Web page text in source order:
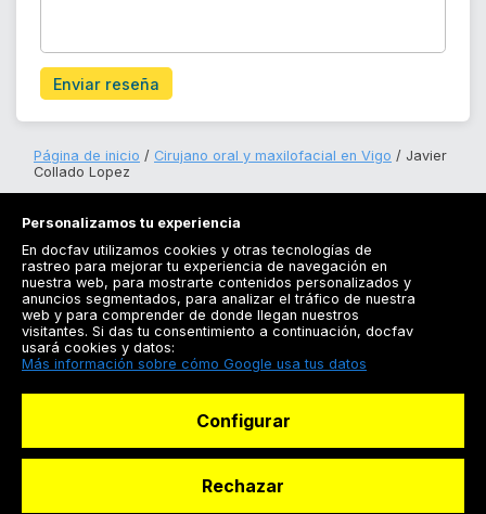
Enviar reseña
Página de inicio Cirujano oral y maxilofacial en Vigo
Javier
Collado Lopez
Registrarse
Docfav
Personalizamos tu experiencia
En docfav utilizamos cookies y otras tecnologías de
rastreo para mejorar tu experiencia de navegación en
nuestra web, para mostrarte contenidos personalizados y
anuncios segmentados, para analizar el tráfico de nuestra
web y para comprender de donde llegan nuestros
visitantes. Si das tu consentimiento a continuación, docfav
usará cookies y datos:
Más información sobre cómo Google usa tus datos
Configurar
Rechazar